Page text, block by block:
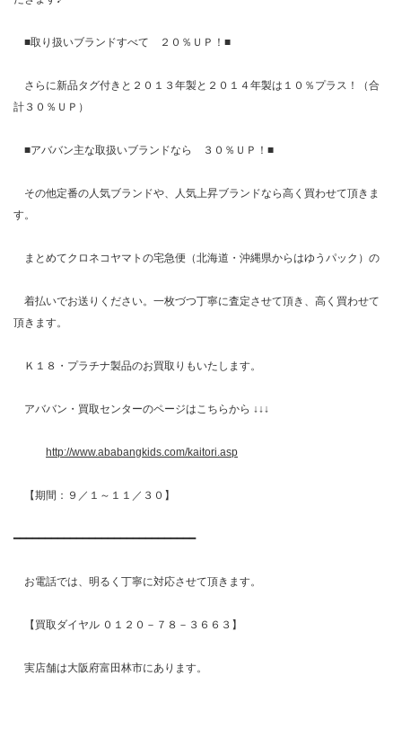
■取り扱いブランドすべて ２０％ＵＰ！■
さらに新品タグ付きと２０１３年製と２０１４年製は１０％プラス！（合
計３０％ＵＰ）
■アババン主な取扱いブランドなら ３０％ＵＰ！■
その他定番の人気ブランドや、人気上昇ブランドなら高く買わせて頂きま
す。
まとめてクロネコヤマトの宅急便（北海道・沖縄県からはゆうパック）の
着払いでお送りください。一枚づつ丁寧に査定させて頂き、高く買わせて
頂きます。
Ｋ１８・プラチナ製品のお買取りもいたします。
アババン・買取センターのページはこちらから ↓↓↓
http://www.ababangkids.com/kaitori.asp
【期間：９／１～１１／３０】
━━━━━━━━━━━━━━━━━━━━━━━━━━━━━
お電話では、明るく丁寧に対応させて頂きます。
【買取ダイヤル ０１２０－７８－３６６３】
実店舗は大阪府富田林市にあります。